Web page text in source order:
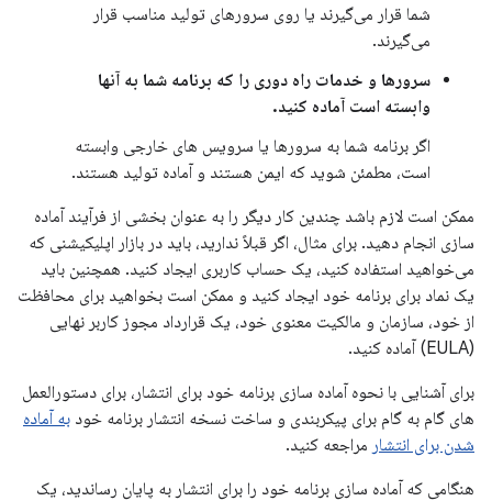
شما قرار می‌گیرند یا روی سرورهای تولید مناسب قرار
می‌گیرند.
سرورها و خدمات راه دوری را که برنامه شما به آنها
وابسته است آماده کنید.
اگر برنامه شما به سرورها یا سرویس های خارجی وابسته
است، مطمئن شوید که ایمن هستند و آماده تولید هستند.
ممکن است لازم باشد چندین کار دیگر را به عنوان بخشی از فرآیند آماده
سازی انجام دهید. برای مثال، اگر قبلاً ندارید، باید در بازار اپلیکیشنی که
می‌خواهید استفاده کنید، یک حساب کاربری ایجاد کنید. همچنین باید
یک نماد برای برنامه خود ایجاد کنید و ممکن است بخواهید برای محافظت
از خود، سازمان و مالکیت معنوی خود، یک قرارداد مجوز کاربر نهایی
(EULA) آماده کنید.
برای آشنایی با نحوه آماده سازی برنامه خود برای انتشار، برای دستورالعمل
های گام به گام برای پیکربندی و ساخت نسخه انتشار برنامه خود به آماده
شدن برای انتشار مراجعه کنید.
هنگامی که آماده سازی برنامه خود را برای انتشار به پایان رساندید، یک